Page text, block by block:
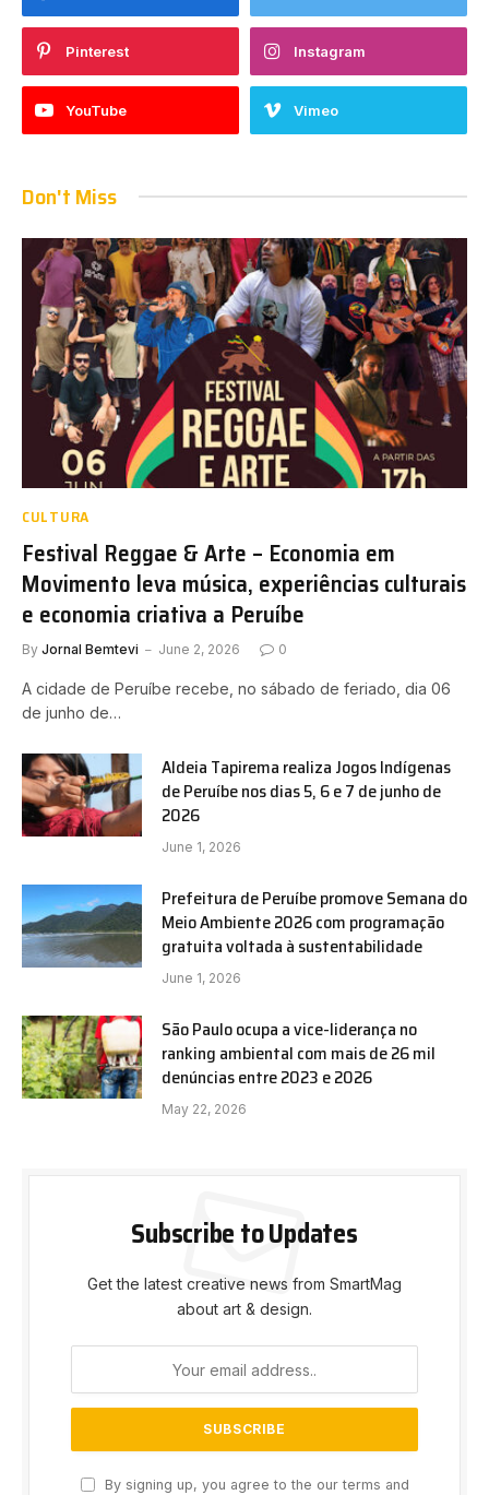
Pinterest Instagram
YouTube Vimeo
Don't Miss
CULTURA
Festival Reggae & Arte – Economia em
Movimento leva música, experiências culturais
e economia criativa a Peruíbe
By Jornal Bemtevi June 2, 2026 0
A cidade de Peruíbe recebe, no sábado de feriado, dia 06
de junho de…
Aldeia Tapirema realiza Jogos Indígenas
de Peruíbe nos dias 5, 6 e 7 de junho de
2026
June 1, 2026
Prefeitura de Peruíbe promove Semana do
Meio Ambiente 2026 com programação
gratuita voltada à sustentabilidade
June 1, 2026
São Paulo ocupa a vice-liderança no
ranking ambiental com mais de 26 mil
denúncias entre 2023 e 2026
May 22, 2026
Subscribe to Updates
Get the latest creative news from SmartMag
about art & design.
By signing up, you agree to the our terms and